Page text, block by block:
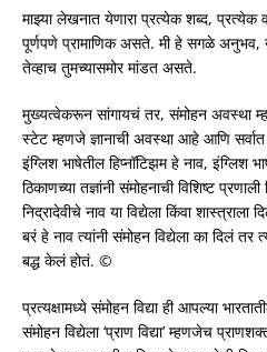
माझ्या लेखनात येणारा प्रत्येक शब्द, प्रत्येक
पूर्णपणे प्रामाणिक असते. मी हे सगळे
तेव्हाच तुमच्यासमोर मांडत असते.
मुख्यत्वेकरून सांगायचं तर, संमोहन अवस्था
स्टेट म्हणजे ज्ञानाची अवस्था आहे आणि
इंग्लिश भाषेतील हिप्नॉटिझम हे नाव, इंग्लिश
ठिकाणच्या तज्ञांनी संमोहनाची विशिष्ट
निद्रादेवीचे नाव या विद्येला किंवा शास्त्राला
बरं हे नाव त्यांनी संमोहन विद्येला का दिलं तर
बद्ध केलं होतं. ©
प्रत्यक्षामध्ये संमोहन विद्या ही आपल्या
संमोहन विद्येला ‘प्राण विद्या’ म्हणजेच